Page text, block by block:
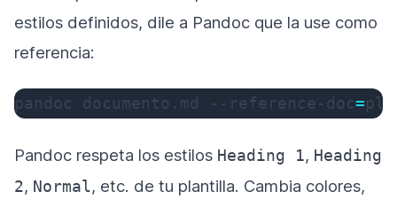
estilos definidos, dile a Pandoc que la use como
referencia:
pandoc documento.md --reference-doc=
Pandoc respeta los estilos Heading 1, Heading
2, Normal, etc. de tu plantilla. Cambia colores,